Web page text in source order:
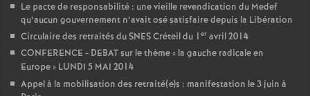
Le pacte de responsabilité : une vieille revendication du Medef
qu’aucun gouvernement n’avait osé satisfaire depuis la Libération
Circulaire des retraités duSNESCréteil du 1 er avril 2014
CONFERENCE - DEBATsur le thème « la gauche radicale en
Europe» LUNDI 5 MAI 2014
Appel à la mobilisation des retraité(e)s : manifestation le 3 juin à